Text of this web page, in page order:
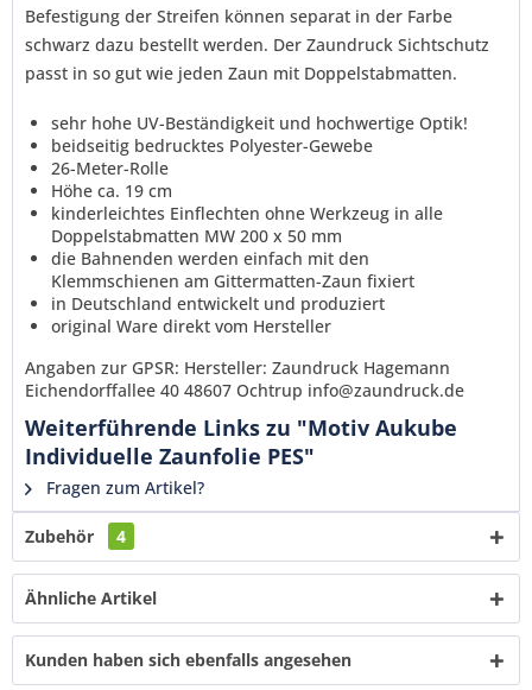
Befestigung der Streifen können separat in der Farbe
schwarz dazu bestellt werden. Der Zaundruck Sichtschutz
passt in so gut wie jeden Zaun mit Doppelstabmatten.
sehr hohe UV-Beständigkeit und hochwertige Optik!
beidseitig bedrucktes Polyester-Gewebe
26-Meter-Rolle
Höhe ca. 19 cm
kinderleichtes Einflechten ohne Werkzeug in alle
Doppelstabmatten MW 200 x 50 mm
die Bahnenden werden einfach mit den
Klemmschienen am Gittermatten-Zaun fixiert
in Deutschland entwickelt und produziert
original Ware direkt vom Hersteller
Angaben zur GPSR: Hersteller: Zaundruck Hagemann
Eichendorffallee 40 48607 Ochtrup info@zaundruck.de
Weiterführende Links zu "Motiv Aukube
Individuelle Zaunfolie PES"
Fragen zum Artikel?
Zubehör 4
Ähnliche Artikel
Kunden haben sich ebenfalls angesehen